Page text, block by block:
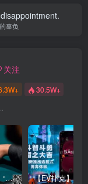
辜负
关注
30.5W+
【EV扑克】玩法：“松弱鱼/松凶鱼打法”的基本攻略